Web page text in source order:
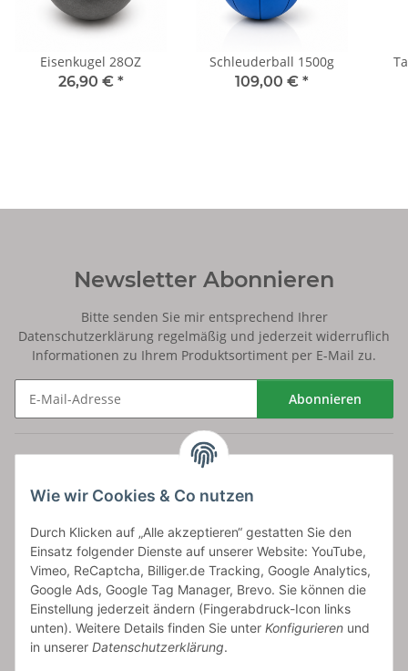
Wie wir Cookies & Co nutzen
Durch Klicken auf „Alle akzeptieren“ gestatten Sie den
Einsatz folgender Dienste auf unserer Website: YouTube,
Vimeo, ReCaptcha, Billiger.de Tracking, Google Analytics,
Google Ads, Google Tag Manager, Brevo. Sie können die
Einstellung jederzeit ändern (Fingerabdruck-Icon links
unten). Weitere Details finden Sie unter Konfigurieren und
in unserer Datenschutzerklärung.
Eisenkugel 28OZ
26,90 € *
Schleuderball 1500g
109,00 € *
Newsletter Abonnieren
Bitte senden Sie mir entsprechend Ihrer
Datenschutzerklärung regelmäßig und jederzeit widerruflich
Informationen zu Ihrem Produktsortiment per E-Mail zu.
Abonnieren
Artikelinformationen